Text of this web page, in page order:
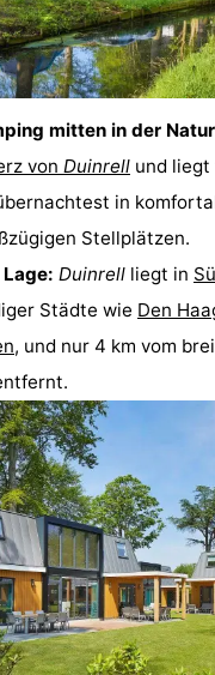
mitten in der
von Duinrell und liegt
in
Stellplätzen.
Duinrell liegt in
Städte wie Den
, und nur 4 km vom